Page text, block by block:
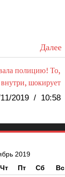
Далее
полицию! То,
шокирует
2019 / 10:58
2019
Чт Пт Сб Вс